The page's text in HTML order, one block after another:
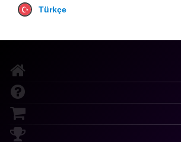
Türkçe